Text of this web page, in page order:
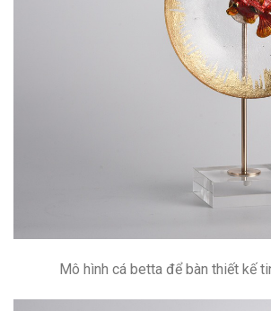
Mô hình cá betta để bàn thiết kế